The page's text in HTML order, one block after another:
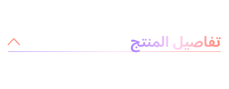
تفاصيل المنتج